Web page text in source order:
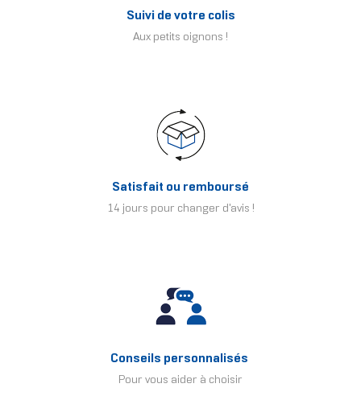
Suivi de votre colis
Aux petits oignons !
Satisfait ou remboursé
14 jours pour changer d'avis !
Conseils personnalisés
Pour vous aider à choisir